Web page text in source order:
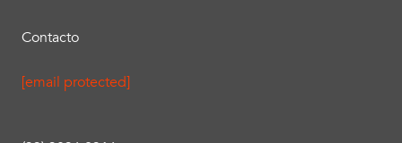
Contacto
[email protected]